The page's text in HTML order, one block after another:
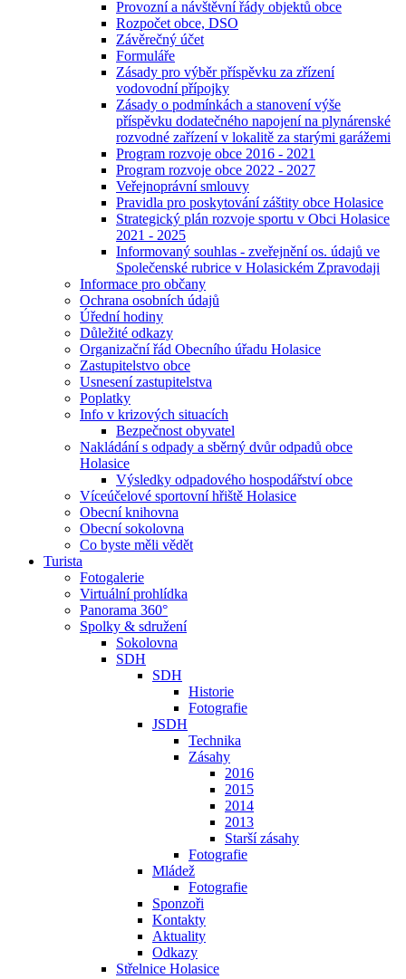
Provozní a návštěvní řády objektů obce
Rozpočet obce, DSO
Závěrečný účet
Formuláře
Zásady pro výběr příspěvku za zřízení
vodovodní přípojky
Zásady o podmínkách a stanovení výše
příspěvku dodatečného napojení na plynárenské
rozvodné zařízení v lokalitě za starými garážemi
Program rozvoje obce 2016 - 2021
Program rozvoje obce 2022 - 2027
Veřejnoprávní smlouvy
Pravidla pro poskytování záštity obce Holasice
Strategický plán rozvoje sportu v Obci Holasice
2021 - 2025
Informovaný souhlas - zveřejnění os. údajů ve
Společenské rubrice v Holasickém Zpravodaji
Informace pro občany
Ochrana osobních údajů
Úřední hodiny
Důležité odkazy
Organizační řád Obecního úřadu Holasice
Zastupitelstvo obce
Usnesení zastupitelstva
Poplatky
Info v krizových situacích
Bezpečnost obyvatel
Nakládání s odpady a sběrný dvůr odpadů obce
Holasice
Výsledky odpadového hospodářství obce
Víceúčelové sportovní hřiště Holasice
Obecní knihovna
Obecní sokolovna
Co byste měli vědět
Turista
Fotogalerie
Virtuální prohlídka
Panorama 360°
Spolky & sdružení
Sokolovna
SDH
SDH
Historie
Fotografie
JSDH
Technika
Zásahy
2016
2015
2014
2013
Starší zásahy
Fotografie
Mládež
Fotografie
Sponzoři
Kontakty
Aktuality
Odkazy
Střelnice Holasice